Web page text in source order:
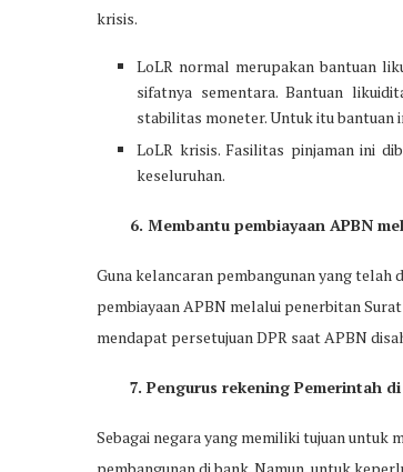
krisis.
LoLR normal merupakan bantuan
sifatnya sementara. Bantuan
stabilitas moneter. Untuk itu bantuan
LoLR krisis. Fasilitas pinjaman ini
keseluruhan.
6. Membantu pembiayaan APBN
Guna kelancaran pembangunan yang
pembiayaan APBN melalui penerbitan
mendapat persetujuan DPR saat APBN
7. Pengurus rekening Pemerintah
Sebagai negara yang memiliki tujuan untuk